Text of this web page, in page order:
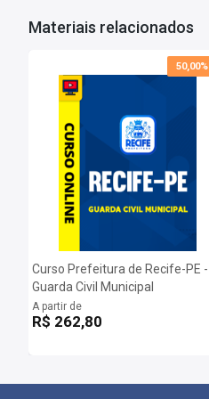
Salário:R$ 2.100,00
Organizadora:
Materiais relacionados
50,00%
Curso Prefeitura de Recife-PE -
Guarda Civil Municipal
A partir de
R$ 262,80